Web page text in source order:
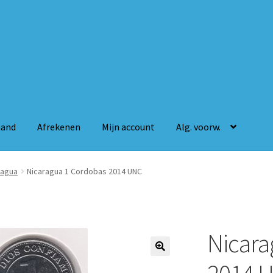
Afrekenen Mijn account Alg. voorw.
Mijn account Alg. voorw.
Nicaragua 1 Cordobas 2014 UNC